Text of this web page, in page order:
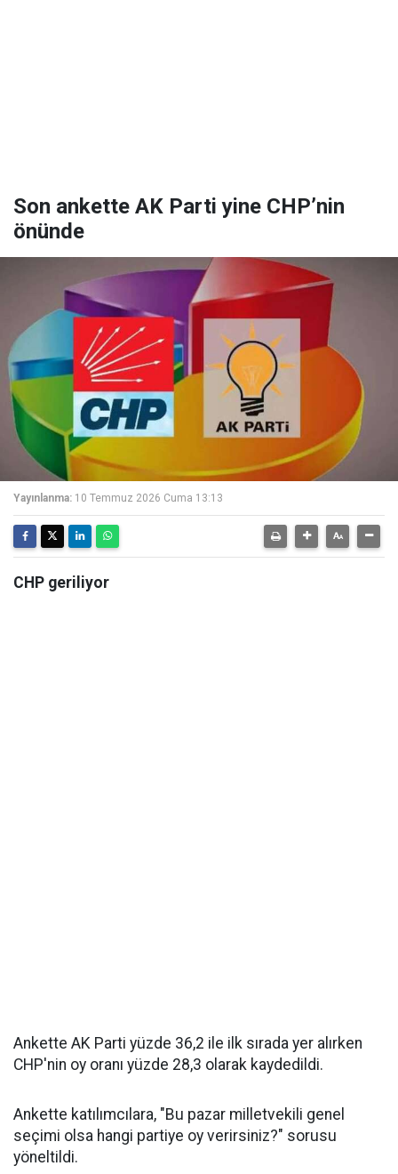
Son ankette AK Parti yine CHP’nin
önünde
Yayınlanma: 10 Temmuz 2026 Cuma 13:13
CHP geriliyor
Ankette AK Parti yüzde 36,2 ile ilk sırada yer alırken
CHP'nin oy oranı yüzde 28,3 olarak kaydedildi.
Ankette katılımcılara, "Bu pazar milletvekili genel
seçimi olsa hangi partiye oy verirsiniz?" sorusu
yöneltildi.